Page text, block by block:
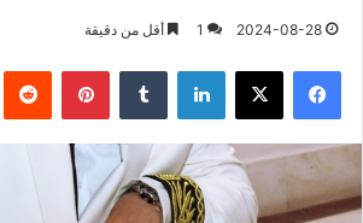
2024-08-28
1 أقل من دقيقة
فيسبوك X لينكدإن بينتيريست